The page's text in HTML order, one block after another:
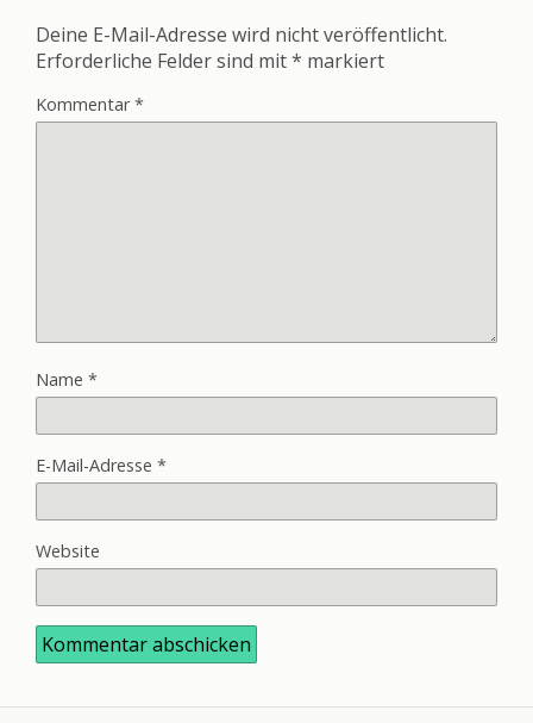
Deine E-Mail-Adresse wird nicht veröffentlicht.
Erforderliche Felder sind mit* markiert
Kommentar*
Name *
E-Mail-Adresse *
Website